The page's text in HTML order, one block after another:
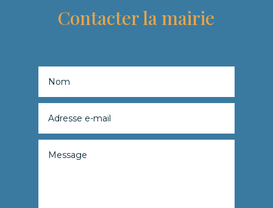
Contacter la mairie